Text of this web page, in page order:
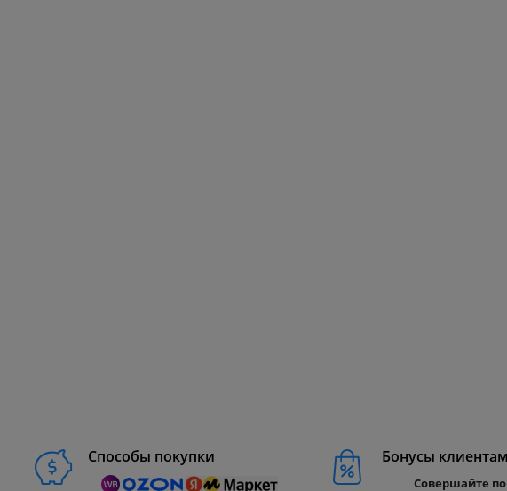
Способы покупки Бонусы
Совершайте